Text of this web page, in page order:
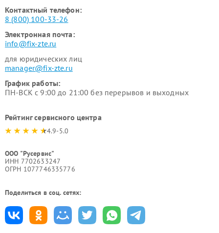
Контактный телефон:
8 (800) 100-33-26
Электронная почта:
info@fix-zte.ru
для юридических лиц
manager@fix-zte.ru
График работы:
ПН-ВСК с 9:00 до 21:00 без перерывов и выходных
Рейтинг сервисного центра
4.9-5.0
ООО "Русервис"
ИНН 7702633247
ОГРН 1077746335776
Поделиться в соц. сетях: